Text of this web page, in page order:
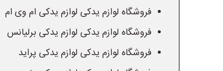
فروشگاه لوازم یدکی لوازم یدکی ام وی ام
فروشگاه لوازم یدکی لوازم یدکی برلیانس
فروشگاه لوازم یدکی لوازم یدکی پراید